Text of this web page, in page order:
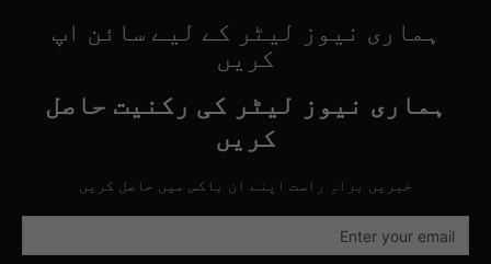
ہماری نیوز لیٹر کے لیے سائن اپ
کریں
ہماری نیوز لیٹر کی رکنیت حاصل
کریں
خبریں براہِ راست اپنے ان باکس میں حاصل کریں